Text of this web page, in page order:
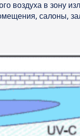
воздуха в зону
салоны,